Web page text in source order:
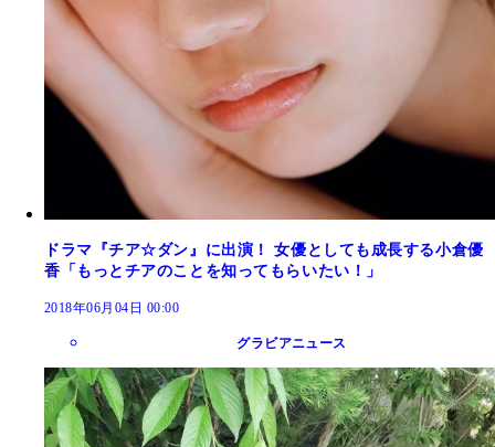
ドラマ『チア☆ダン』に出演！ 女優としても成長する小倉優
香「もっとチアのことを知ってもらいたい！」
2018年06月04日 00:00
グラビアニュース